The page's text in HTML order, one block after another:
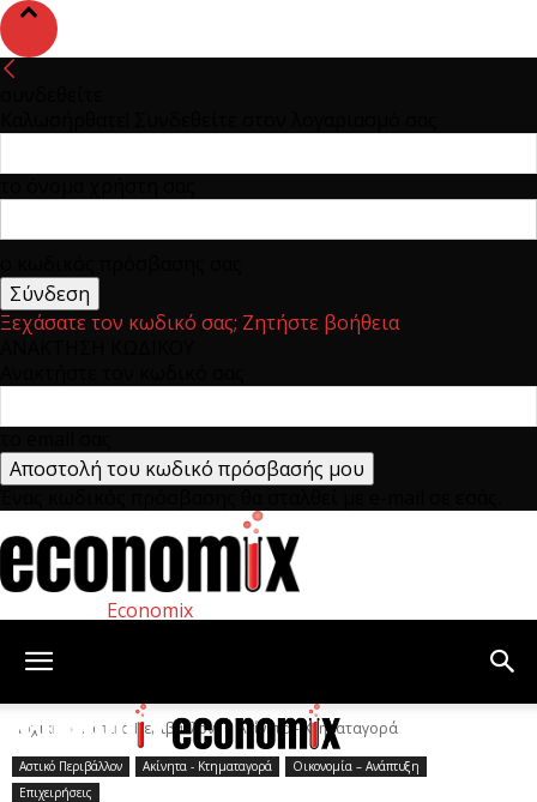
Ξεχάσατε τον κωδικό σας; Ζητήστε βοήθεια
Economix
Αρχική Αστικό Περιβάλλον Ακίνητα - Κτηματαγορά
Αστικό Περιβάλλον Ακίνητα - Κτηματαγορά
Οικονομία – Ανάπτυξη
Επιχειρήσεις